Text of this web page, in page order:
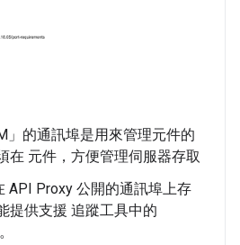
」的通訊埠是用來管理元件的
在 元件，方便管理伺服器存取
API Proxy 公開的通訊埠上存
提供支援 追蹤工具中的